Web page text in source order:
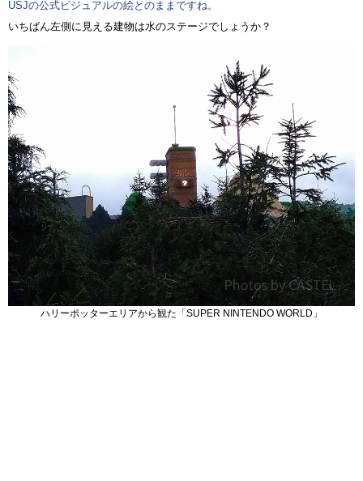
USJの公式ビジュアルの絵とのままですね。
いちばん左側に見える建物は水のステージでしょうか？
ハリーポッターエリアから観た「SUPER NINTENDO WORLD」